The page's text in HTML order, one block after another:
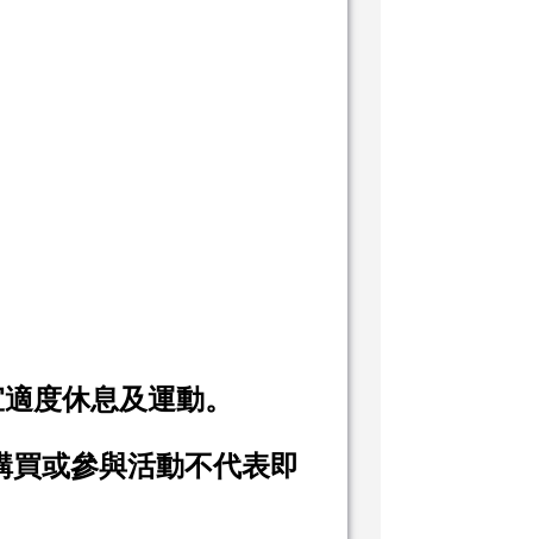
度休息及運動。
或參與活動不代表即